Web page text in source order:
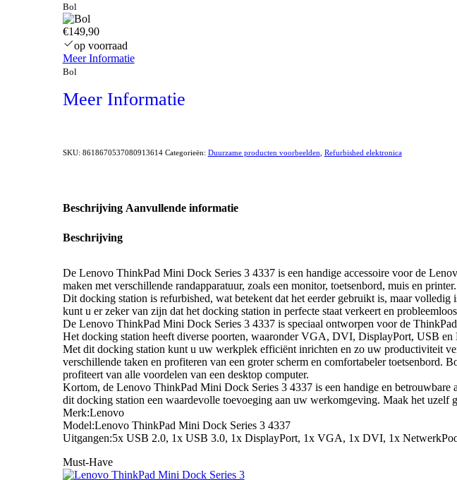
Bol
€149,90
op voorraad
Meer Informatie
Bol
Meer Informatie
SKU: 8618670537080913614 Categorieën: Duurzame producten voorbeelden Refurbished elektronica
Beschrijving Aanvullende informatie
Beschrijving
De Lenovo ThinkPad Mini Dock Series 3 4337 is een handige accessoire voor de
maken met verschillende randapparatuur, zoals een monitor, toetsenbord, muis en
Dit docking station is refurbished, wat betekent dat het eerder gebruikt is, maar
kunt u er zeker van zijn dat het docking station in perfecte staat verkeert en
De Lenovo ThinkPad Mini Dock Series 3 4337 is speciaal ontworpen voor de
Het docking station heeft diverse poorten, waaronder VGA, DVI, DisplayPort, USB
Met dit docking station kunt u uw werkplek efficiënt inrichten en zo uw productiviteit
verschillende taken en profiteren van een groter scherm en comfortabeler
profiteert van alle voordelen van een desktop computer.
Kortom, de Lenovo ThinkPad Mini Dock Series 3 4337 is een handige en
dit docking station een waardevolle toevoeging aan uw werkomgeving. Maak het
Merk:Lenovo
Model:Lenovo ThinkPad Mini Dock Series 3 4337
Uitgangen:5x USB 2.0, 1x USB 3.0, 1x DisplayPort, 1x VGA, 1x DVI, 1x
Must-Have